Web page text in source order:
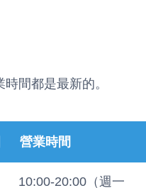
間都是最新的。
營業時間
10:00-20:00（週一